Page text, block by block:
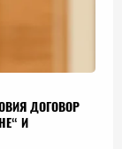
ДОГОВОР
И